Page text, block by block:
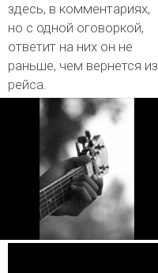
здесь, в комментариях,
но с одной оговоркой,
ответит на них он не
раньше, чем вернется из
рейса.